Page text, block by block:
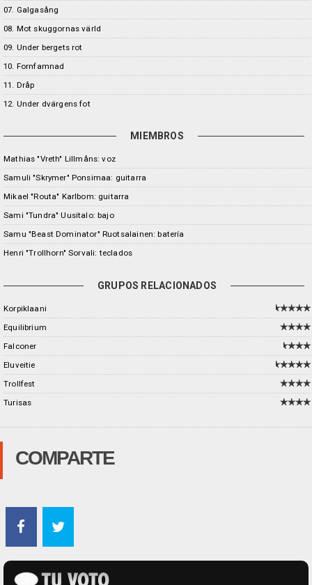
07. Galgasång
08. Mot skuggornas värld
09. Under bergets rot
10. Fornfamnad
11. Dråp
12. Under dvärgens fot
MIEMBROS
Mathias "Vreth" Lillmåns: voz
Samuli "Skrymer" Ponsimaa: guitarra
Mikael "Routa" Karlbom: guitarra
Sami "Tundra" Uusitalo: bajo
Samu "Beast Dominator" Ruotsalainen: batería
Henri "Trollhorn" Sorvali: teclados
GRUPOS RELACIONADOS
Korpiklaani
Equilibrium
Falconer
Eluveitie
Trollfest
Turisas
COMPARTE